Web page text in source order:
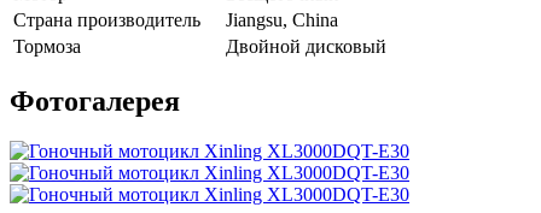
Страна производитель
Jiangsu, China
Тормоза
Двойной дисковый
Фотогалерея